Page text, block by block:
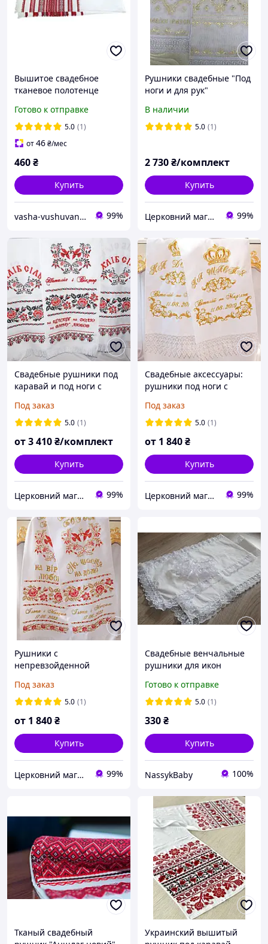
Вышитое свадебное
тканевое полотенце
Готово к отправке
5.0 (1)
от46₴/мес
460₴
Купить
vasha-vushuvanka 99%
Рушники свадебные "Под
ноги и для рук"
В наличии
5.0 (1)
2 730₴/комплект
Купить
Церковний магазин "Трикірій" 99%
Свадебные рушники под
каравай и под ноги с
№77
Под заказ
5.0 (1)
от3 410₴/комплект
Купить
Церковний магазин "Трикірій" 99%
Свадебные аксессуары:
рушники под ноги с
Под заказ
5.0 (1)
от 1 840₴
Купить
Церковний магазин "Трикірій" 99%
Рушники с
непревзойденной
молодоженов под ноги
№218
Под заказ
5.0 (1)
от 1 840₴
Купить
Церковний магазин "Трикірій" 99%
Свадебные венчальные
рушники для икон
Готово к отправке
5.0 (1)
330₴
Купить
NassykBaby 100%
Тканый свадебный
Украинский вышитый